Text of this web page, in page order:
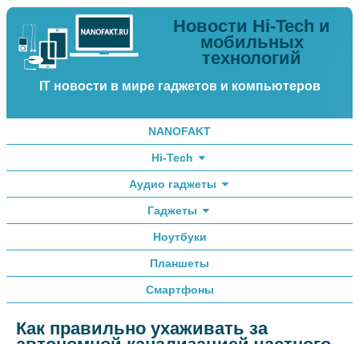
Новости Hi-Tech и
мобильных
технологий
IT новости в мире гаджетов и компьютеров
NANOFAKT
Hi-Tech
Аудио гаджеты
Гаджеты
Ноутбуки
Планшеты
Смартфоны
Как правильно ухаживать за